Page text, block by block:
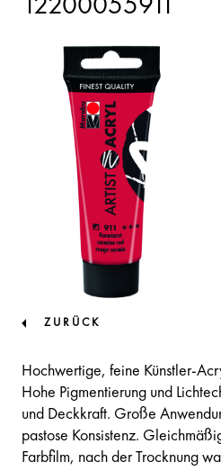
12200055911
ZURÜCK
Hochwertige, feine Künstler-
Hohe Pigmentierung und
und Deckkraft. Große
pastose Konsistenz.
Farbfilm, nach der Trocknung